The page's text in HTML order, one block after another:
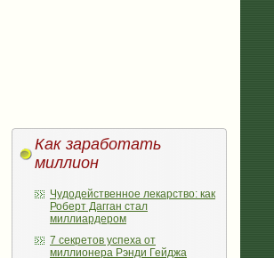
Как заработать
миллион
Чудодейственное лекарство: как
Роберт Дагган стал
миллиардером
7 секретов успеха от
миллионера Рэнди Гейджа